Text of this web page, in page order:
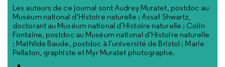
Les auteurs de ce journal sont Audrey Muratet, postdoc au
Muséum national d’Histoire naturelle ; Assaf Shwartz,
doctorant au Muséum national d’Histoire naturelle ; Colin
Fontaine, postdoc au Muséum national d’Histoire naturelle
; Mathilde Baude, postdoc à l’université de Bristol ; Marie
Pellaton, graphiste et Myr Muratet photographe.